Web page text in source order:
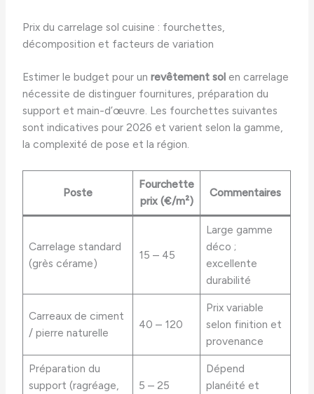
Prix du carrelage sol cuisine : fourchettes,
décomposition et facteurs de variation
Estimer le budget pour unrevêtement sol en carrelage
nécessite de distinguer fournitures, préparation du
support et main-d’œuvre. Les fourchettes suivantes
sont indicatives pour 2026 et varient selon la gamme,
la complexité de pose et la région.
Poste
Fourchette
prix (€/m²)
Commentaires
Carrelage standard
(grès cérame)
15 – 45
Large gamme
déco ;
excellente
durabilité
Carreaux de ciment
/ pierre naturelle
40 – 120
Prix variable
selon finition et
provenance
Préparation du
support (ragréage,
5 – 25
Dépend
planéité et